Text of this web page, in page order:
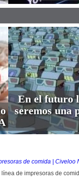
En el futuro
seremos una
de comida | Civeloo
de impresoras de